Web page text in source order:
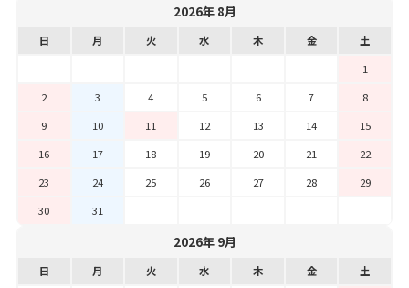
2026年 8月
日 月 火 水 木 金
土
1
2
3 4 5 6 7
8
9
10 11 12 13 14
15
16
17 18 19 20 21
22
23
24 25 26 27 28
29
30
31
2026年 9月
日 月 火 水 木 金
土